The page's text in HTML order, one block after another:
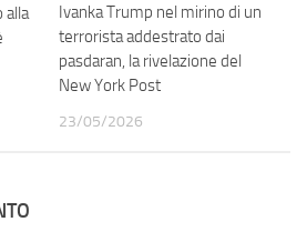
alla
Ivanka Trump nel mirino di un
terrorista addestrato dai
pasdaran, la rivelazione del
New York Post
23/05/2026